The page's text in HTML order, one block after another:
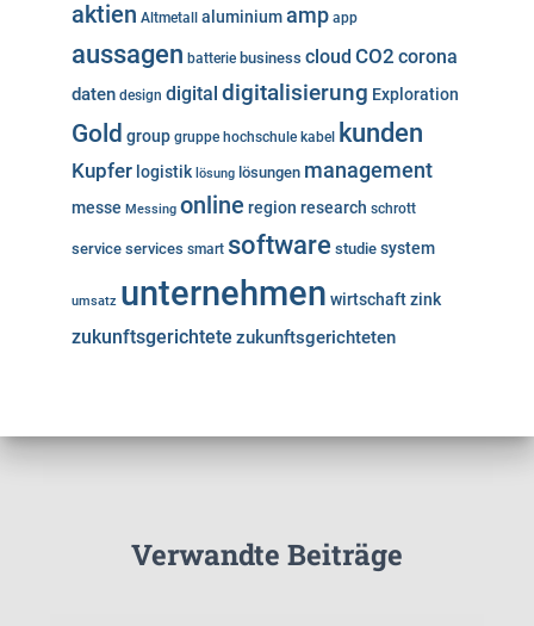
aktien Altmetall aluminiumamp app
aussagen batterie business cloud CO2 corona
daten design digital digitalisierung Exploration
Gold group gruppe hochschule kabel kunden
Kupfer logistik lösung lösungen management
messe Messing online region research schrott
service services smart software studie system
umsatz unternehmen wirtschaftzink
zukunftsgerichtete zukunftsgerichteten
Verwandte Beiträge